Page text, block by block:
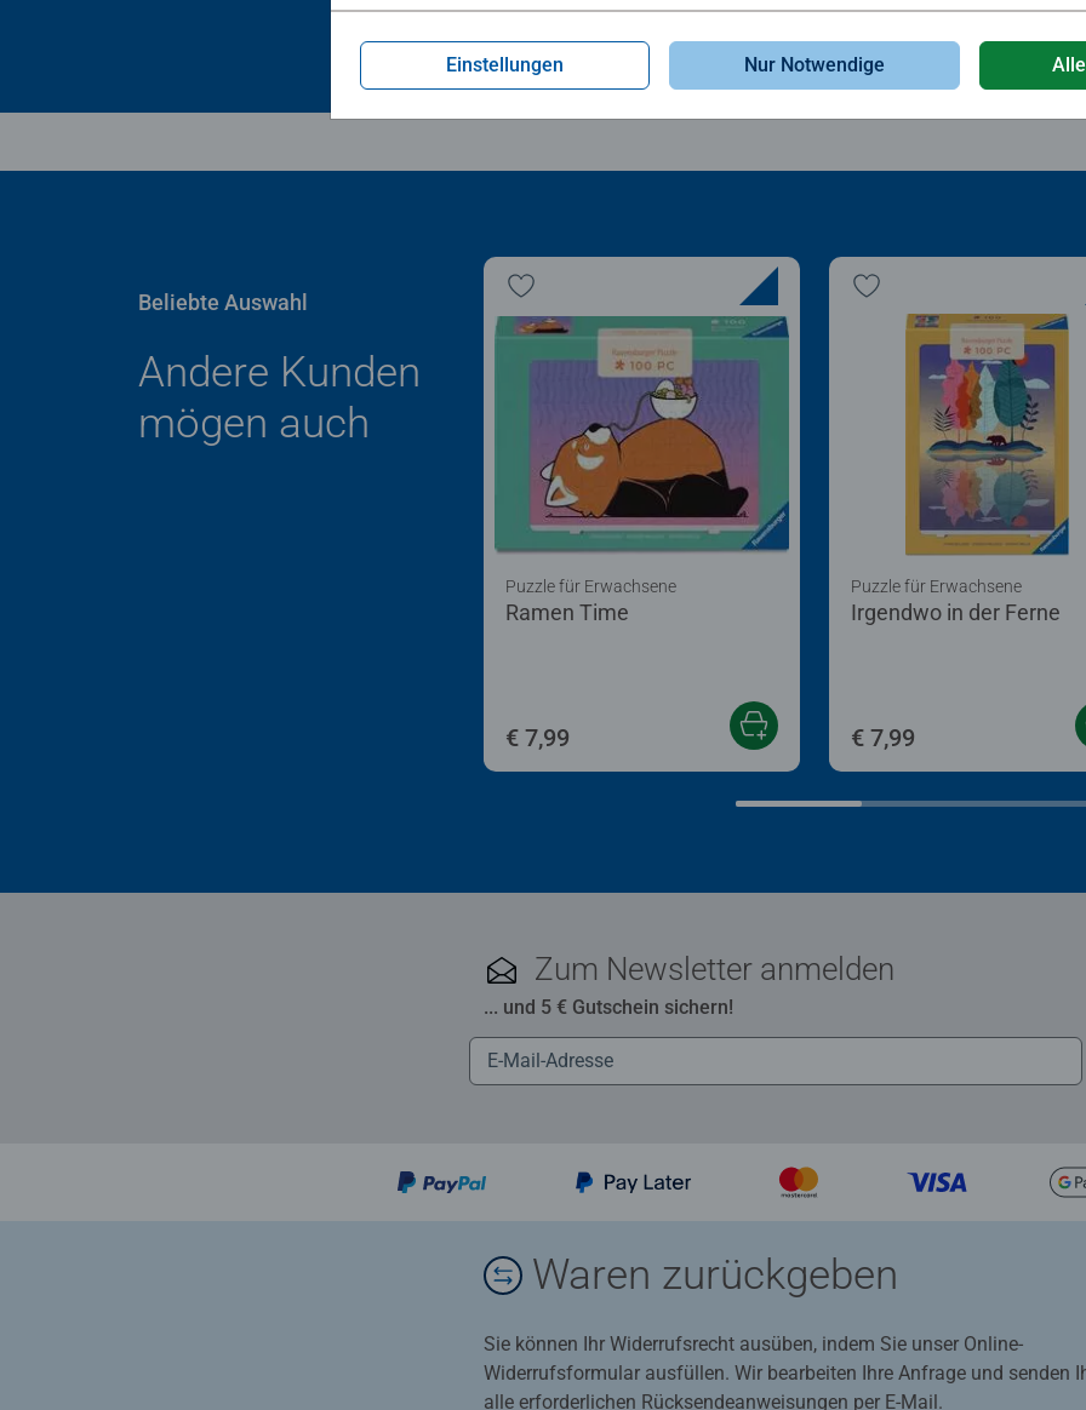
Beliebte Auswahl
Andere Kunden
mögen auch
Ramen Time
Puzzle für Erwachsene
€ 7,99
Irgendwo in der Ferne
Puzzle für Erwachsene
€ 7,99
Zum Newsletter anmelden
... und 5 € Gutschein sichern!
Waren zurückgeben
Sie können Ihr Widerrufsrecht ausüben, indem Sie unser Online-
Widerrufsformular ausfüllen. Wir bearbeiten Ihre Anfrage und senden
alle erforderlichen Rücksendeanweisungen per E-Mail.
Einstellungen Nur Notwendige